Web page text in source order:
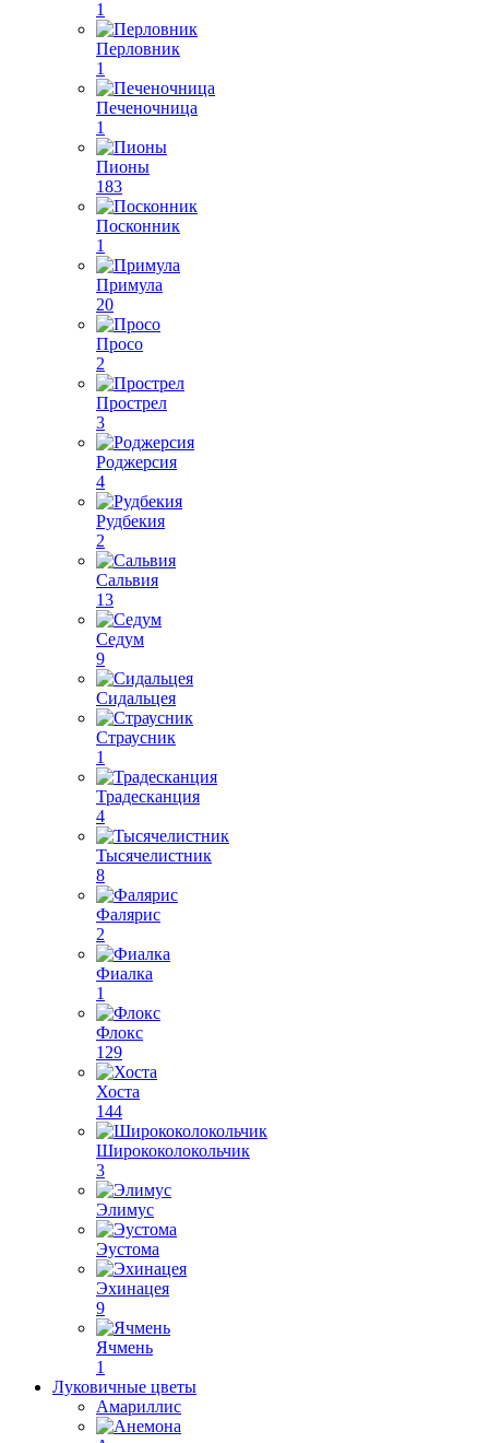
1
Перловник
1
Печеночница
1
Пионы
183
Посконник
1
Примула
20
Просо
2
Прострел
3
Роджерсия
4
Рудбекия
2
Сальвия
13
Седум
9
Сидальцея
Страусник
1
Традесканция
4
Тысячелистник
8
Фалярис
2
Фиалка
1
Флокс
129
Хоста
144
Ширококолокольчик
3
Элимус
Эустома
Эхинацея
9
Ячмень
1
Луковичные цветы
Амариллис